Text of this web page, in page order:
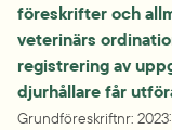
föreskrifter och
veterinärs
registrering av
djurhållare får
Grundföreskriftnr: